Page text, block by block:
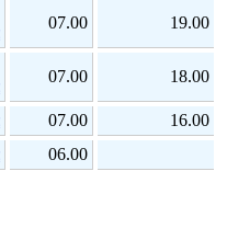
07.00 19.00
07.00 18.00
07.00
16.00
06.00